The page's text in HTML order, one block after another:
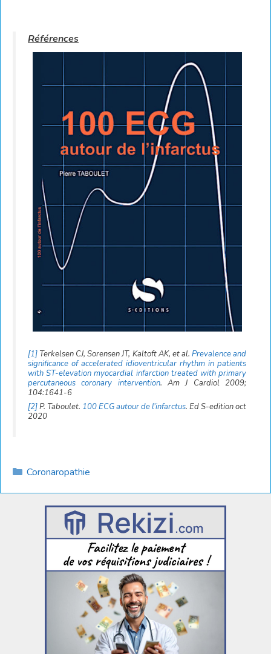
[1] Terkelsen CJ, Sorensen JT, Kaltoft AK, et al. Prevalence and
significance of accelerated idioventricular rhythm in patients
with ST-elevation myocardial infarction treated with primary
percutaneous coronary intervention. Am J Cardiol 2009;
104:1641-6
[2]P. Taboulet. 100 ECG autour de l’infarctus. Ed S-edition oct
2020
Catégories
Coronaropathie